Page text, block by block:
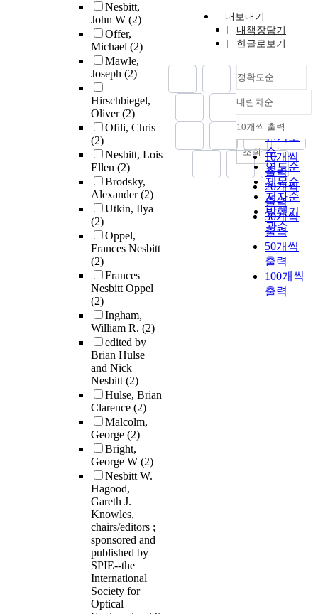
Nesbitt,
John W (2)
Offer,
Michael (2)
Mawle,
Joseph (2)
Hirschbiegel,
Oliver(2)
Ofili, Chris
(2)
Nesbitt, Lois
Ellen (2)
Brodsky,
Alexander(2)
Utkin, Ilya
(2)
Oppel,
Frances Nesbitt
(2)
Frances
Nesbitt Oppel
(2)
Ingham,
William R. (2)
edited by
Brian Hulse
and Nick
Nesbitt(2)
Hulse, Brian
Clarence (2)
Malcolm,
George (2)
Bright,
George W (2)
Nesbitt W.
Hagood,
Gareth J.
Knowles,
chairs/editors ;
sponsored and
published by
SPIE--the
International
Society for
Optical
내보내기
내책장담기
한글로보기
정확도순
정확도
순
인기도
순
연도순
제목순
저자순
발행기
관순
내림차순
내림차순
10개씩 출력
10개씩
출력
20개씩
출력
30개씩
출력
50개씩
출력
100개씩
출력
조회